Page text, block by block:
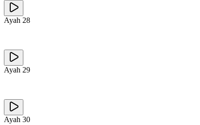
Ayah 28
Ayah 29
Ayah 30